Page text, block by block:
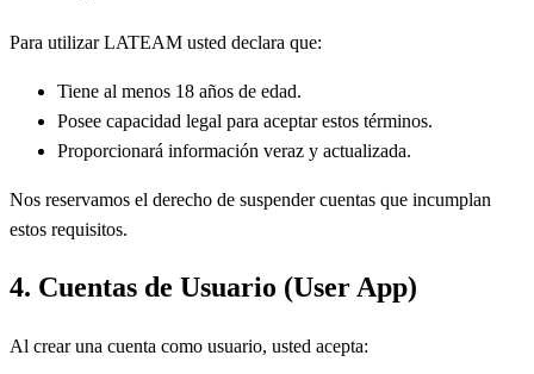
Para utilizar LATEAM usted declara que:
Tiene al menos 18 años de edad.
Posee capacidad legal para aceptar estos términos.
Proporcionará información veraz y actualizada.
Nos reservamos el derecho de suspender cuentas que incumplan
estos requisitos.
4. Cuentas de Usuario (User App)
Al crear una cuenta como usuario, usted acepta: